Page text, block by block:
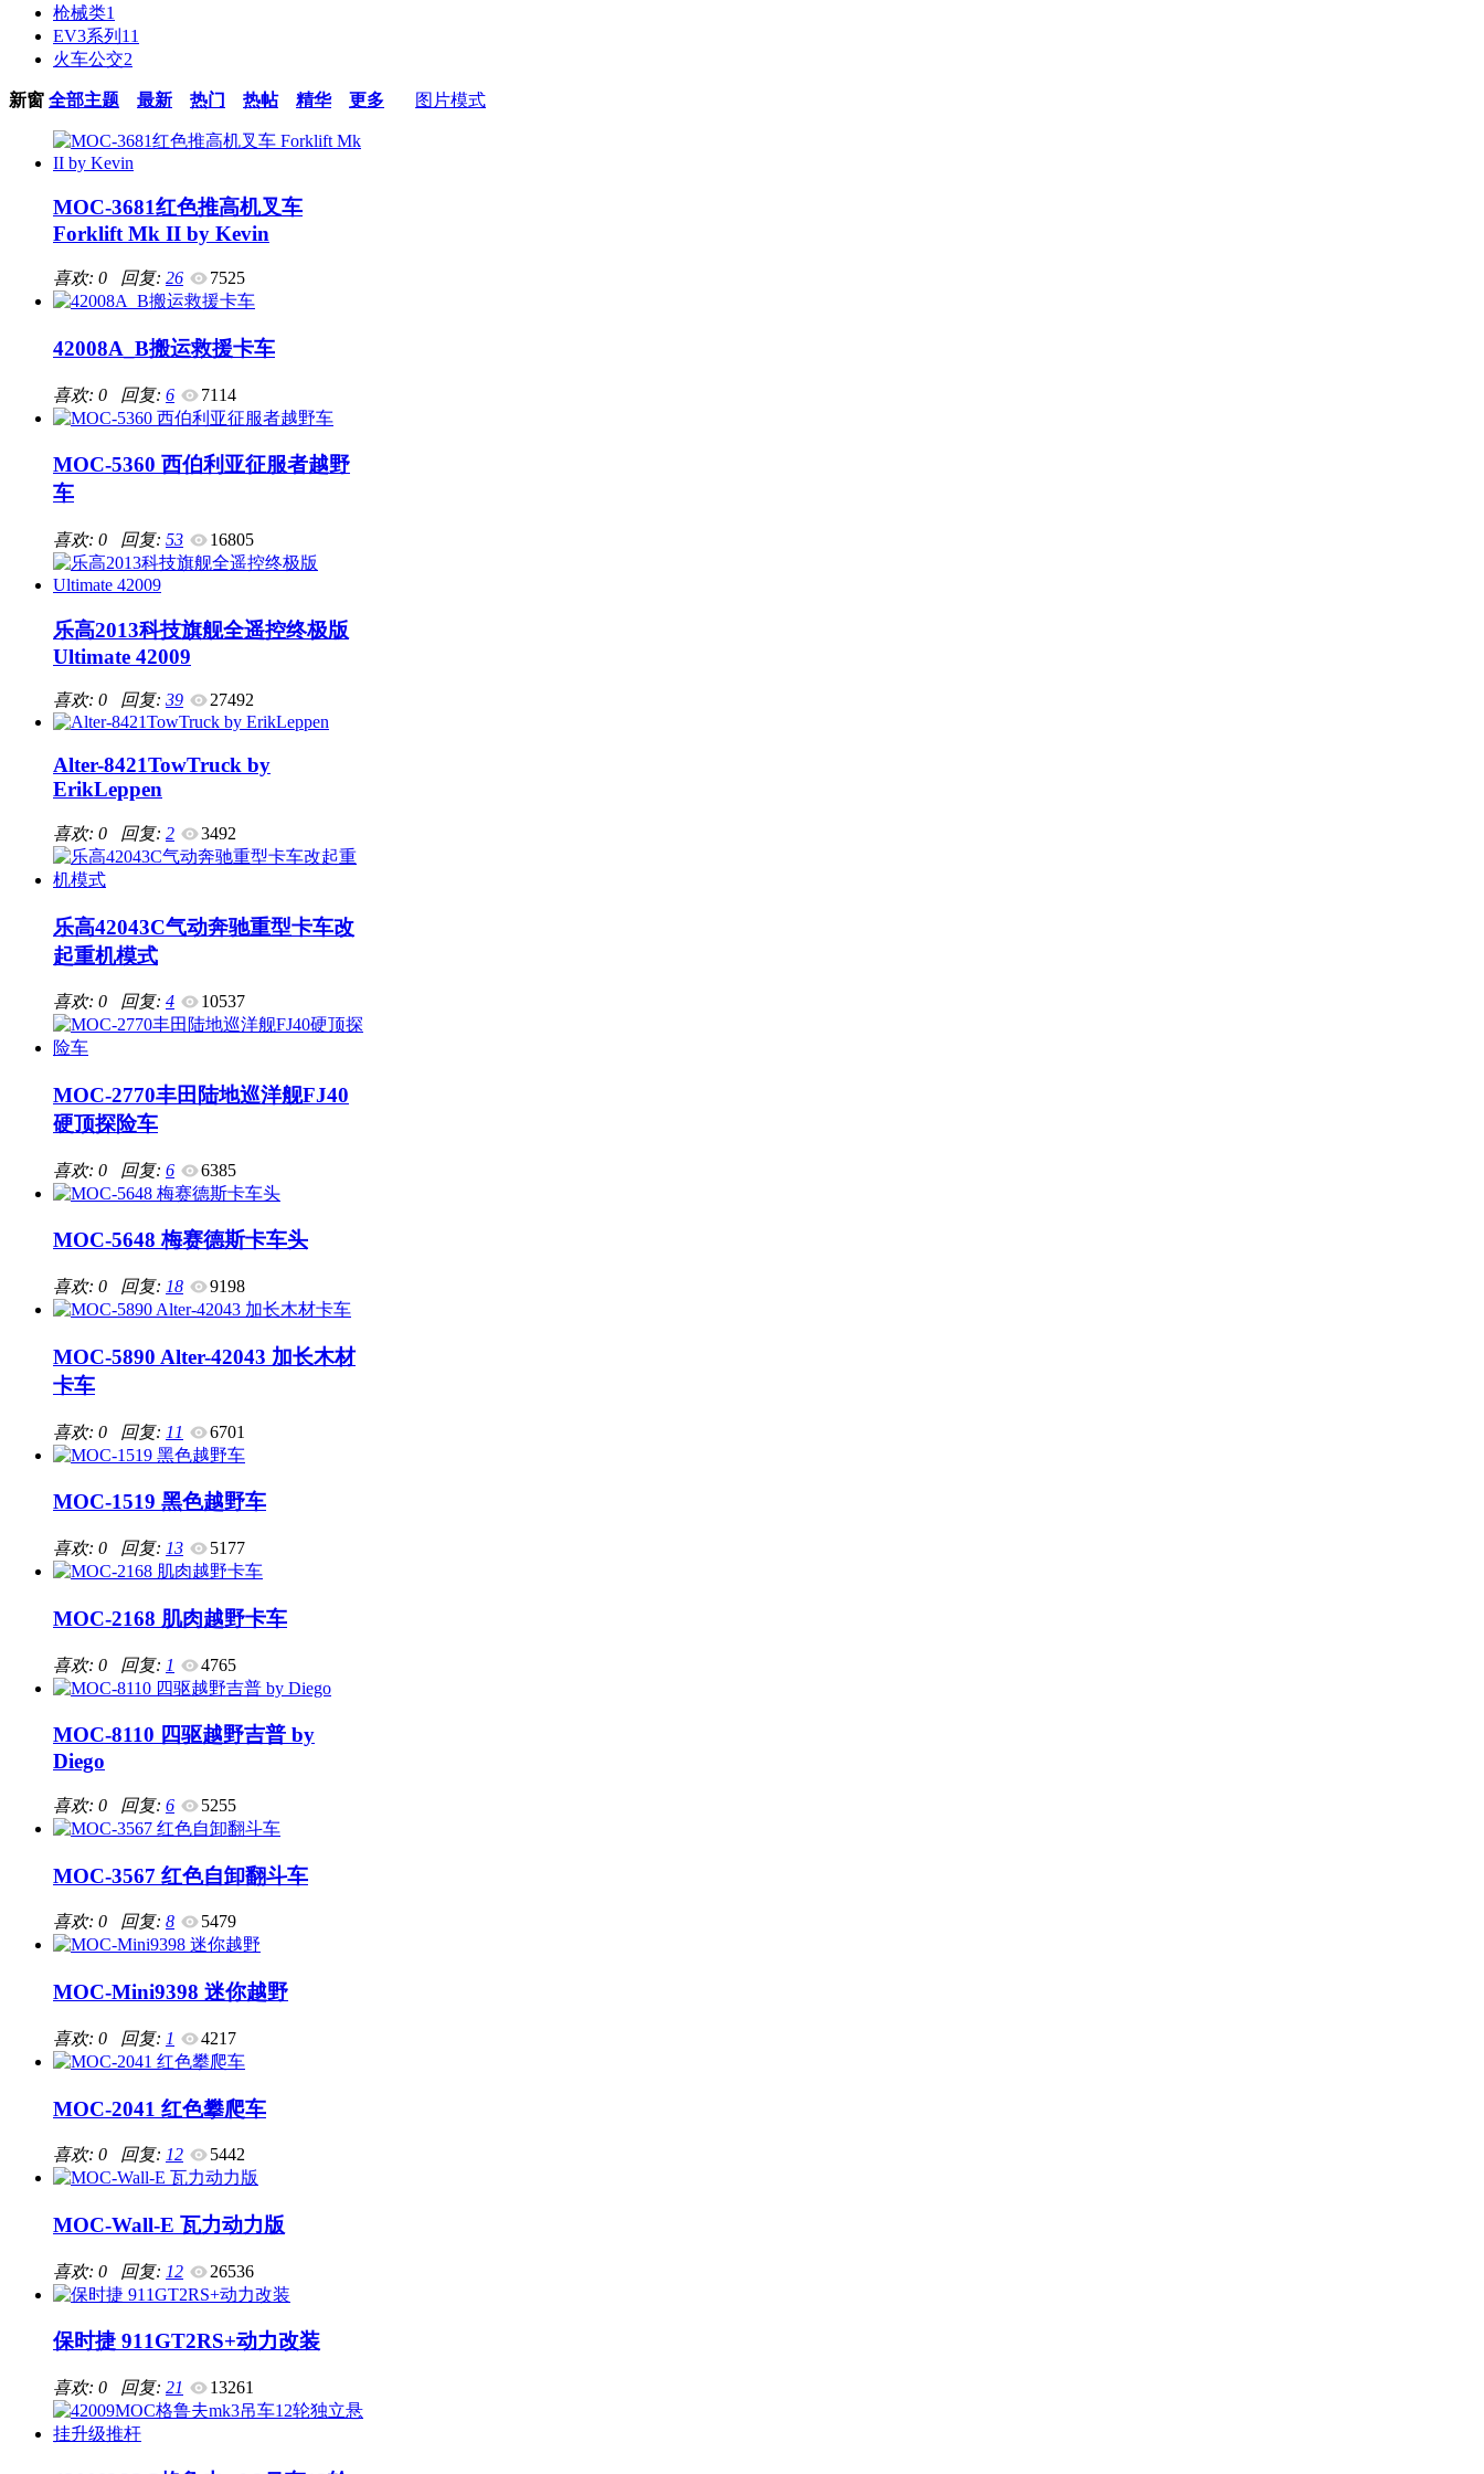
枪械类1
EV3系列 11
火车公交2
新窗 全部主题 最新 热门 热帖 精华 更多 图片模式
MOC-3681红色推高机叉车
Forklift Mk II by Kevin
喜欢: 0 回复: 26 7525
42008A_B搬运救援卡车
喜欢: 0 回复: 6 7114
MOC-5360 西伯利亚征服者越野
车
喜欢: 0 回复: 53 16805
乐高2013科技旗舰全遥控终极版
Ultimate 42009
喜欢: 0 回复: 39 27492
Alter-8421TowTruck by
ErikLeppen
喜欢: 0 回复: 2 3492
乐高42043C气动奔驰重型卡车改
起重机模式
喜欢: 0 回复: 4 10537
MOC-2770丰田陆地巡洋舰FJ40
硬顶探险车
喜欢: 0 回复: 6 6385
MOC-5648 梅赛德斯卡车头
喜欢: 0 回复: 18 9198
MOC-5890 Alter-42043 加长木材
卡车
喜欢: 0 回复: 11 6701
MOC-1519 黑色越野车
喜欢: 0 回复: 13 5177
MOC-2168 肌肉越野卡车
喜欢: 0 回复: 1 4765
MOC-8110 四驱越野吉普 by
Diego
喜欢: 0 回复: 6 5255
MOC-3567 红色自卸翻斗车
喜欢: 0 回复: 8 5479
MOC-Mini9398 迷你越野
喜欢: 0 回复: 1 4217
MOC-2041 红色攀爬车
喜欢: 0 回复: 12 5442
MOC-Wall-E 瓦力动力版
喜欢: 0 回复: 12 26536
保时捷 911GT2RS+动力改装
喜欢: 0 回复: 21 13261